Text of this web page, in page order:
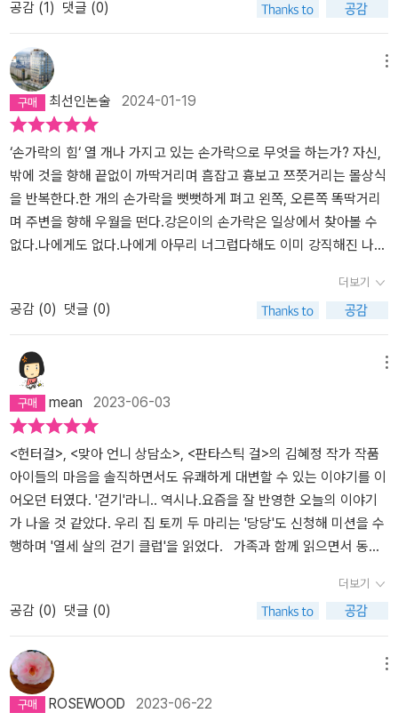
마자 마지막장까지 숨도 쉬지 않고 읽어냈다. 네명의 아이들 이야기
에 나도 모르게 빠져들었다. 요즘 우리 아이들의 고민도 이해하게 되
고, 친구 손가락 한개의 도움으로 일어설 힘을 얻는 모습을 보면 어른
인 나도 위로를 받는다. 전혀 어울릴것 같지 않은 너무 다른 아이들이
만나 서로를 이해하고 친구가 되어가는 과정은 지금 이 사회에 필요
한 이야기라는 생각이 들었다. 나와 다르다거나 작은 소문에도 흔들
리는 약한 관계가 만연해진 사회에서 우리에게 진짜 필요한 것은 나
를 믿어주는 친구다. 열세 살의 걷기클럽 친구들 이야기를 만나보자.-
책 속으로-학교에 운동 클럽이 생기고 무조건 한가지 운동 클럽에 들
어야하는 상황에 윤서는 아무도 가입하지 않을 것이라 예상하고 걷기
클럽을 만든다. 예상외로 선생님을 포함해 세명의 아이들이 가입을
명의 아이들 중 재희 단 한명만 운동이 목적이다.윤서를 돕겠다고 나
선 오지랖퍼 강은, 다른 클럽에서 밀려난 혜윤, 누구도 뛰는 모습을 본
적 없는 재희.가입 이유가 다른 만큼 열심을 낼 이유가 없지만 어느 순
간부터 모두 걷기에 진심이 되고, 걸으며 나누는 우정은 서로의 아픔
을 이해하고 치유하며 진짜 친구가 되어간다.*우리 아이들에게도 고
민이 있다. 각자의 비밀을 감추고 자기만의 세계에 빠져 허우적거리
던 아이들이 걷기클럽에서 걸으며 한발짝씩 세상으로 발을 내딛는 이
야기를 읽으며 우리 아이들을 이해해주고 손잡아주는 것은 친구라는
생각이 들었다.친구의 비밀을 지켜주는 것, 친구를 돕다가 더 큰 피해
를 보게 되는 것, 친구들 무리에서 따돌림 당하는 것, 뚱뚱한 외모때문
에 고민하는 것 모두 우리 아이들의 고민과 닮았기에 더 이야기 속에
몰입하며 읽었다.원하는 것만 주는 관계가 아닌 어떤 상황에서도 서
는 생각이 들었다. 그래서 걷기클럽의 네명의 친구들은 서로에게 행
운이라는 생각이 들었다.우리의 삶도 같다. 함께 걷고 믿어주고 지지
해주는 친구, 가족, 이웃이 있을 때 어떤 상황에서도 이겨낼 힘과 용기
를 얻는다. 나는 걷는 것을 좋아한다. 학창시절에는 차멀미로 버스보
다는 나아서 걸었지만 지금은 나만의 시간을 위해 걷는다.열세 살의
걷기클럽 친구들을 보면서 함께 걷는 친구들이 있다는 것에 부러운
공감 (1 ) 댓글 (0)
최선인논술 2024-01-19
‘손가락의 힘‘ 열 개나 가지고 있는 손가락으로 무엇을 하는가? 자신,
밖에 것을 향해 끝없이 까딱거리며 흠잡고 흉보고 쯔쯧거리는 몰상식
을 반복한다.한 개의 손가락을 뻣뻣하게 펴고 왼쪽, 오른쪽 똑딱거리
며 주변을 향해 우월을 떤다.강은이의 손가락은 일상에서 찾아볼 수
없다.나에게도 없다.나에게 아무리 너그럽다해도 이미 강직해진 나의
한 손가락으로 공격만을 일삼는 어른들이 가득이다. 무의미한 일을
만들어 웃고 돕고 살뜰한 아이들이 점점 희미해져간다. 소수의 아이
들은 어른들을 정화할 수없으며 오히려 손가락이 무기가 된 어른들에
게 흡수되고 있다! 강은이의 따뜻한 손가락의 힘이 내 손가락에 스며
든다면 ...생각하며 나의 열 손가락을 바라본다.
더보기
공감 (0) 댓글 (0)
mean 2023-06-03
<헌터걸>, <맞아 언니 상담소>, <판타스틱 걸>의 김혜정 작가 작품
아이들의 마음을 솔직하면서도 유쾌하게 대변할 수 있는 이야기를 이
어오던 터였다. '걷기'라니.. 역시나.요즘을 잘 반영한 오늘의 이야기
가 나올 것 같았다. ​우리 집 토끼 두 마리는 '당당'도 신청해 미션을 수
행하며 '열세 살의 걷기 클럽'을 읽었다. 가족과 함께 읽으면서 동시
신 밴드 알림 글을 읽고 또 읽었다.(ㅠㅠ 하지만 아들은 다리가 부러
지는 통에 마지막 감상평 미션을 확인하지 못했고,,동생이 받은 스티
커로 만족하기로... 스스로 위안삼았더랬다.)​윤서는 전학오고 난 뒤
맞이한 새 학년이 여전히 낯설다. 모두가 하나씩 가입해야하는 운동
클럽을 고민하다 '걷기 클럽'을 창설(?)하게 되고, 뜻하지 않게 강은,
재희, 혜윤과 함께 걷기 클럽을 하게 된다. 학교 운동장이었던 클럽 활
더보기
공감 (0) 댓글 (0)
ROSEWOOD 2023-06-22